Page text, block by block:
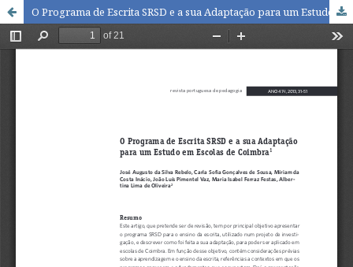
O Programa de Escrita SRSD e a sua Adaptação para um Estudo em Escolas de Coimbra